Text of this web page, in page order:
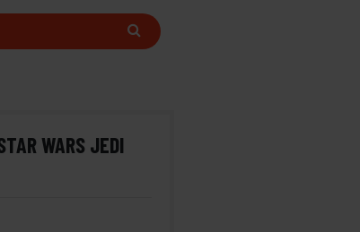
WARS JEDI